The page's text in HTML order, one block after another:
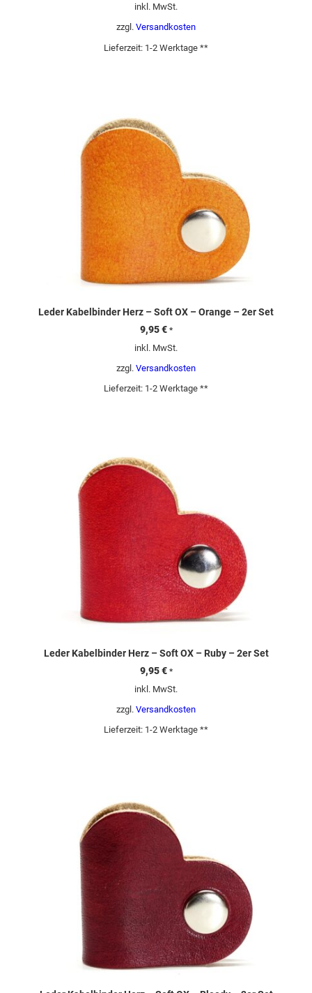
inkl. MwSt.
zzgl. Versandkosten
Lieferzeit: 1-2 Werktage **
Leder Kabelbinder Herz – Soft OX – Orange – 2er Set
9,95€ *
inkl. MwSt.
zzgl. Versandkosten
Lieferzeit: 1-2 Werktage **
Leder Kabelbinder Herz – Soft OX – Ruby – 2er Set
9,95€ *
inkl. MwSt.
zzgl. Versandkosten
Lieferzeit: 1-2 Werktage **